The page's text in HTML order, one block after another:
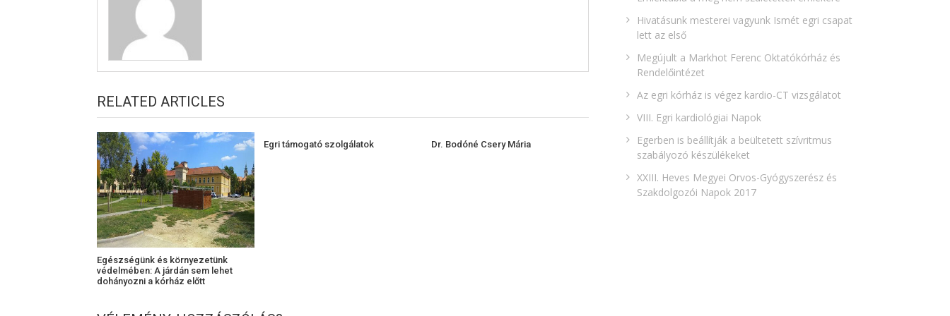
RELATED ARTICLES
Egészségünk és környezetünk
védelmében: A járdán sem lehet
dohányozni a kórház előtt
Egri támogató szolgálatok Dr. Bodóné Csery Mária
Hivatásunk mesterei vagyunk Ismét egri csapat
lett az első
Megújult a Markhot Ferenc Oktatókórház és
Rendelőintézet
Az egri kórház is végez kardio-CT vizsgálatot
VIII. Egri kardiológiai Napok
Egerben is beállítják a beültetett szívritmus
szabályozó készülékeket
XXIII. Heves Megyei Orvos-Gyógyszerész és
Szakdolgozói Napok 2017